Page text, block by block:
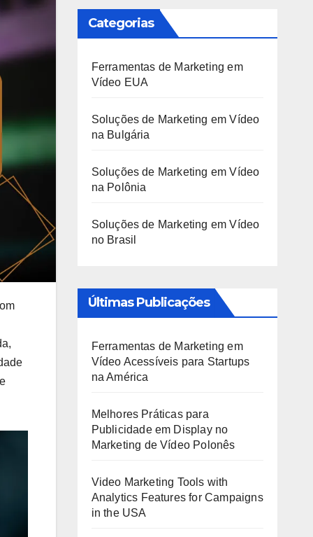
Categorias
Ferramentas de Marketing em
Vídeo EUA
Soluções de Marketing em Vídeo
na Bulgária
Soluções de Marketing em Vídeo
na Polônia
Soluções de Marketing em Vídeo
no Brasil
Últimas Publicações
Ferramentas de Marketing em
Vídeo Acessíveis para Startups
na América
Melhores Práticas para
Publicidade em Display no
Marketing de Vídeo Polonês
Video Marketing Tools with
Analytics Features for Campaigns
in the USA